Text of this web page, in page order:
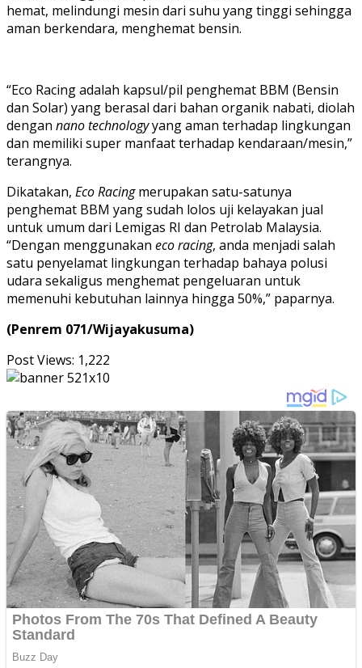
hemat, melindungi mesin dari suhu yang tinggi sehingga
aman berkendara, menghemat bensin.
“Eco Racing adalah kapsul/pil penghemat BBM (Bensin
dan Solar) yang berasal dari bahan organik nabati, diolah
dengan nano technologyyang aman terhadap lingkungan
dan memiliki super manfaat terhadap kendaraan/mesin,”
terangnya.
Dikatakan, Eco Racingmerupakan satu-satunya
penghemat BBM yang sudah lolos uji kelayakan jual
untuk umum dari Lemigas RI dan Petrolab Malaysia.
“Dengan menggunakan eco racing, anda menjadi salah
satu penyelamat lingkungan terhadap bahaya polusi
udara sekaligus menghemat pengeluaran untuk
memenuhi kebutuhan lainnya hingga 50%,” paparnya.
(Penrem 071/Wijayakusuma)
Post Views: 1,222